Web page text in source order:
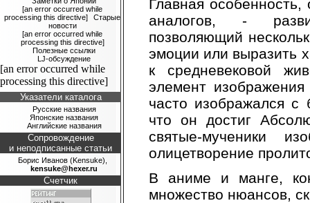
[an error occurred while
processing this directive]
Старые
новости
[an error occurred while
processing this directive]
Полезные ссылки
LJ-обсуждение
[an error occurred while
processing this directive]
Указатели каталога
Русские названия
Японские названия
Английские названия
Сопровождение
и неподписанные статьи
Борис Иванов (Kensuke),
kensuke@hexer.ru
Счетчик
Главная
аналогов, -
позволяющий
эмоции или выразить
к средневековой
элемент
часто изображался
что он достиг
святые-мученики
олицетворение
В аниме и манге,
множество нюансов,